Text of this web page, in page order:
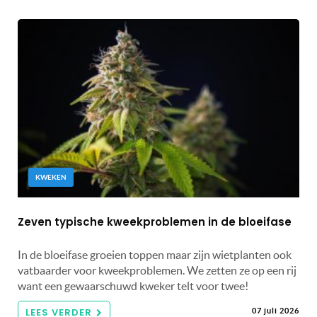
KWEKEN
Zeven typische kweekproblemen in de bloeifase
In de bloeifase groeien toppen maar zijn wietplanten ook
vatbaarder voor kweekproblemen. We zetten ze op een rij
want een gewaarschuwd kweker telt voor twee!
LEES VERDER 07 juli 2026